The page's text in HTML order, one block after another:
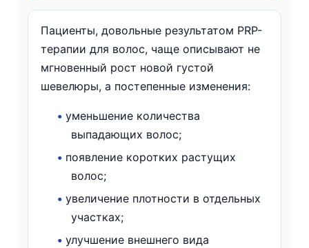
Пациенты, довольные результатом PRP-
терапии для волос, чаще описывают не
мгновенный рост новой густой
шевелюры, а постепенные изменения:
• уменьшение количества
выпадающих волос;
• появление коротких растущих
волос;
• увеличение плотности в отдельных
участках;
• улучшение внешнего вида